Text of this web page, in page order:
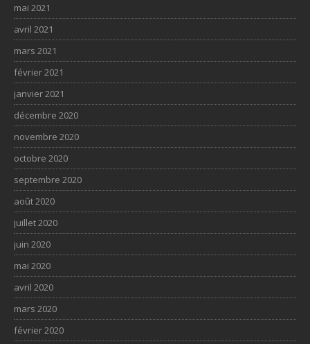
mai 2021
avril 2021
mars 2021
février 2021
janvier 2021
décembre 2020
novembre 2020
octobre 2020
septembre 2020
août 2020
juillet 2020
juin 2020
mai 2020
avril 2020
mars 2020
février 2020